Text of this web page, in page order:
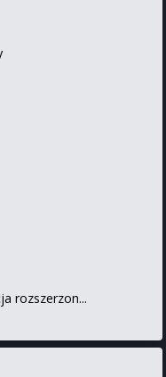
rozszerzon...